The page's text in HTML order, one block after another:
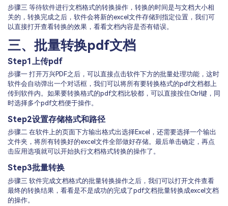
步骤三 等待软件进行文档格式的转换操作，转换的时间是与文档大小相
关的，转换完成之后，软件会将新的excel文件存储到指定位置，我们可
以直接打开查看转换的效果，看看文档内容是否有错误。
三、批量转换pdf文档
Step1上传pdf
步骤一 打开万兴PDF之后，可以直接点击软件下方的批量处理功能，这时
软件会自动弹出一个对话框，我们可以将所有要转换格式的pdf文档都上
传到软件内。如果要转换格式的pdf文档比较都，可以直接按住Ctrl键，同
时选择多个pdf文档便于操作。
Step2设置存储格式和路径
步骤二 在软件上的页面下方输出格式出选择Excel，还需要选择一个输出
文件夹，将所有转换好的excel文件全部做好存储。最后单击确定，再点
击应用选项就可以开始执行文档格式转换的操作了。
Step3批量转换
步骤三 软件完成文档格式的批量转换操作之后，我们可以打开文件查看
最终的转换结果，看看是不是成功的完成了pdf文档批量转换成excel文档
的操作。